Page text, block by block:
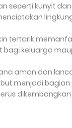
seperti kunyit
tertarik
keluarga
aman dan
menjadi
dikembangkan